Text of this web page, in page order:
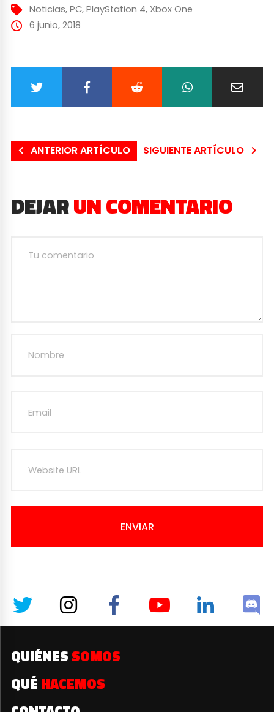
Noticias, PC, PlayStation 4, Xbox One
6 junio, 2018
ANTERIOR ARTÍCULO SIGUIENTE ARTÍCULO
DEJARUN COMENTARIO
ENVIAR
QUIÉNES SOMOS
QUÉ HACEMOS